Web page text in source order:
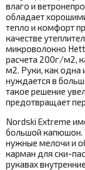
влаго и
обладает
тепло и комфорт
качестве
микроволокно
расчета 200г/м2,
м2. Руки, как одна
нуждается в
такое решение
предотвращает
Nordski Extreme
большой капюшон.
нужные мелочи и
карман для ски-
рукавах